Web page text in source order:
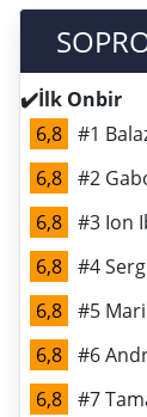
✔️İlk Onbir
6,8 #1
6,8 #2
6,8 #3 Ion
6,8 #4
6,8 #5
6,8 #6
6,8 #7